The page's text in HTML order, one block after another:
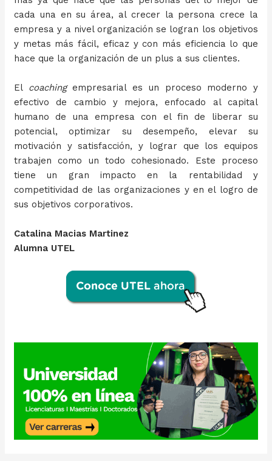
cada una en su área, al crecer la persona crece la
empresa y a nivel organización se logran los objetivos
y metas más fácil, eficaz y con más eficiencia lo que
hace que la organización de un plus a sus clientes.
El coachingempresarial es un proceso moderno y
efectivo de cambio y mejora, enfocado al capital
humano de una empresa con el fin de liberar su
potencial, optimizar su desempeño, elevar su
motivación y satisfacción, y lograr que los equipos
trabajen como un todo cohesionado. Este proceso
tiene un gran impacto en la rentabilidad y
competitividad de las organizaciones y en el logro de
sus objetivos corporativos.
Catalina Macias Martinez
Alumna UTEL